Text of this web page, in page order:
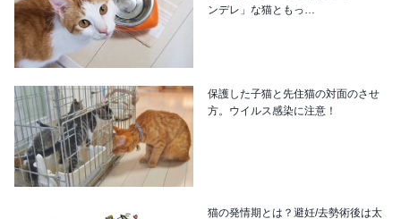
ンデレ」な猫ともっ…
保護した子猫と先住猫の対面のさせ
方。ウイルス感染に注意！
猫の発情期とは？避妊/去勢術後は太